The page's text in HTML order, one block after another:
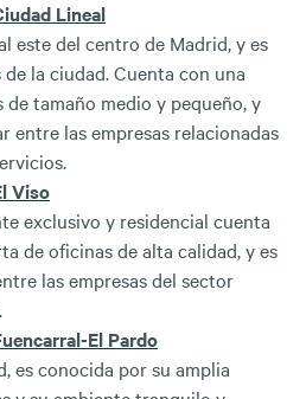
Lineal
este del centro de Madrid, y es
la ciudad. Cuenta con una
tamaño medio y pequeño, y
entre las empresas relacionadas
Viso
exclusivo y residencial cuenta
de oficinas de alta calidad, y es
las empresas del sector
El Pardo
es conocida por su amplia